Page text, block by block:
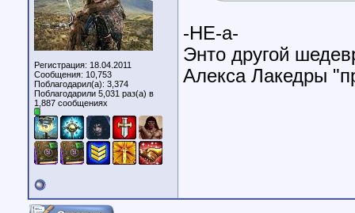
Регистрация: 18.04.2011
Сообщения: 10,753
Поблагодарил(а): 3,374
Поблагодарили 5,031 раз(а) в
1,887 сообщениях
-НЕ-а-
Энто другой
Алекса Лакедры